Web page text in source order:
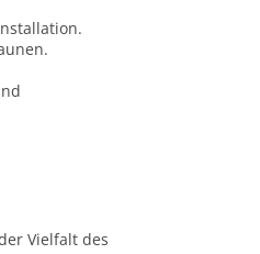
Vielfalt des